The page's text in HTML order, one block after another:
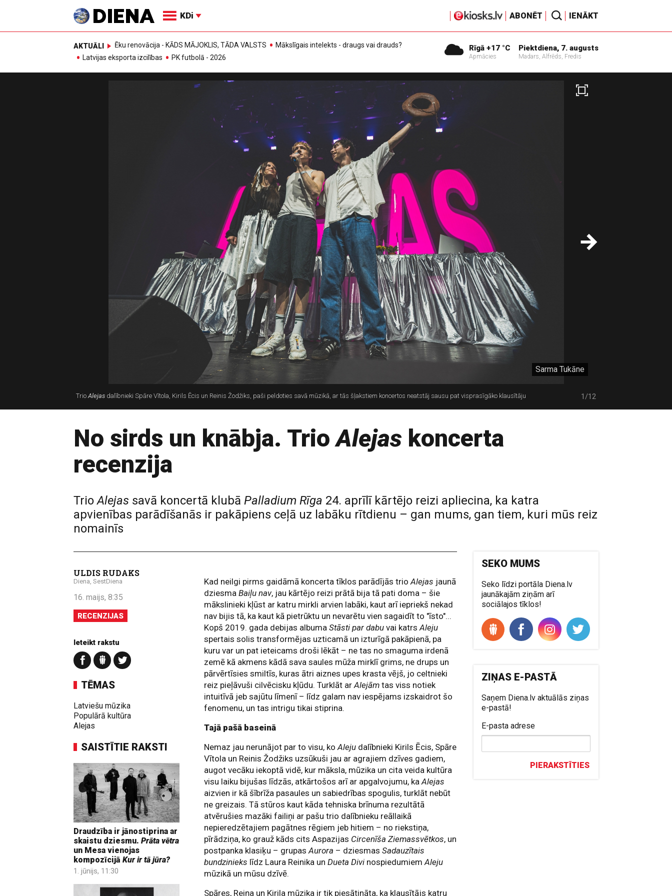
KDi ABONĒT IENĀKT
AKTUĀLI Ēku renovācija - KĀDS MĀJOKLIS, TĀDA VALSTS
Mākslīgais intelekts - draugs vai drauds?
Latvijas eksporta izcilības
PK futbolā - 2026
Rīgā +17 °C
Apmācies
Piektdiena, 7. augusts
Madars, Alfrēds, Fredis
Sarma Tukāne
Trio Alejas dalībnieki Spāre Vītola, Kirils Ēcis un Reinis Žodžiks, paši peldoties savā mūzikā, ar tās šļakstiem koncertos neatstāj sausu pat visprasīgāko klausītāju 1/12
No sirds un knābja. TrioAlejas koncerta
recenzija
TrioAlejas savā koncertā klubā Palladium Rīga 24. aprīlī kārtējo reizi apliecina, ka katra
apvienības parādīšanās ir pakāpiens ceļā uz labāku rītdienu – gan mums, gan tiem, kuri mūs reiz
nomainīs
ULDIS RUDAKS
Diena, SestDiena
16. maijs, 8:35
RECENZIJAS
Ieteikt rakstu
TĒMAS
Latviešu mūzika
Populārā kultūra
Alejas
SAISTĪTIE RAKSTI
Draudzība ir jānostiprina ar
skaistu dziesmu. Prāta vētra
un Mesa vienojas
kompozīcijā Kur ir tā jūra?
1. jūnijs, 11:30
Kad neilgi pirms gaidāmā koncerta tīklos parādījās trioAlejas jaunā
dziesmaBaiļu nav, jau kārtējo reizi prātā bija tā pati doma – šie
mākslinieki kļūst ar katru mirkli arvien labāki, kaut arī iepriekš nekad
nav bijis tā, ka kaut kā pietrūktu un nevarētu vien sagaidīt to "īsto"...
Kopš 2019. gada debijas albumaStāsti par dabu vai katrsAleju
spertais solis transformējas uzticamā un izturīgā pakāpienā, pa
kuru var un pat ieteicams droši lēkāt – ne tas no smaguma irdenā
zemē kā akmens kādā sava saules mūža mirklī grims, ne drups un
pārvērtīsies smiltīs, kuras ātri aiznes upes krasta vējš, jo celtnieki
reiz pieļāvuši cilvēcisku kļūdu. Turklāt arAlejāmtas viss notiek
intuitīvā jeb sajūtu līmenī – līdz galam nav iespējams izskaidrot šo
fenomenu, un tas intrigu tikai stiprina.
Tajā pašā baseinā
Nemaz jau nerunājot par to visu, koAleju dalībnieki Kirils Ēcis, Spāre
Vītola un Reinis Žodžiks uzsūkuši jau ar agrajiem dzīves gadiem,
augot vecāku iekoptā vidē, kur māksla, mūzika un cita veida kultūra
visu laiku bijušas līdzās, atkārtošos arī ar apgalvojumu, kaAlejas
aizvien ir kā šībrīža pasaules un sabiedrības spogulis, turklāt nebūt
ne greizais. Tā stūros kaut kāda tehniska brīnuma rezultātā
atvērušies mazāki failiņi ar pašu trio dalībnieku reāllaikā
nepieredzētajiem pagātnes rēgiem jeb hitiem – no riekstiņa,
pīrādziņa, ko grauž kāds cits Aspazijas Circenīša Ziemassvētkos, un
postpanka klasiķu – grupasAurora – dziesmasSadauzītais
bundzinieks līdz Laura Reinika unDueta Divi nospiedumiemAleju
mūzikā un mūsu dzīvē.
Spāres, Reiņa un Kirila mūzika ir tik piesātināta, ka klausītājs katru
SEKO MUMS
Seko līdzi portāla Diena.lv
jaunākajām ziņām arī
sociālajos tīklos!
ZIŅAS E-PASTĀ
Saņem Diena.lv aktuālās ziņas
e-pastā!
E-pasta adrese
PIERAKSTĪTIES